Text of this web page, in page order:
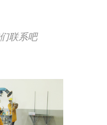
联系吧